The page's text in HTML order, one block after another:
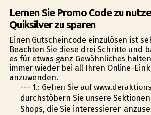
Lernen Sie Promo Code zu
Quiksilver zu sparen
Einen Gutscheincode einzulösen ist
Beachten Sie diese drei Schritte und
es für etwas ganz Gewöhnliches
immer wieder bei all Ihren Online-
anzuwenden.
--- 1.: Gehen Sie auf
durchstöbern Sie unsere
Shops, die Sie interessieren